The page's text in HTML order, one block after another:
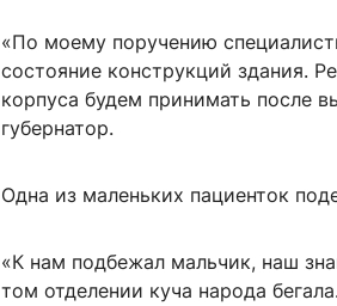
«По моему поручению
состояние конструкций здания.
корпуса будем принимать после
губернатор.
Одна из маленьких пациенток
«К нам подбежал мальчик, наш
том отделении куча народа